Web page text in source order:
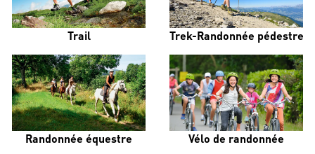
Trail Trek-Randonnée pédestre
Randonnée équestre Vélo de randonnée